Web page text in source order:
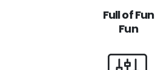
Full of Fun
Fun